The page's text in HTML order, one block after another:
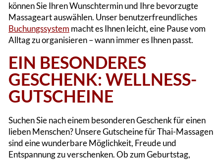
können Sie Ihren Wunschtermin und Ihre bevorzugte
Massageart auswählen. Unser benutzerfreundliches
Buchungssystem macht es Ihnen leicht, eine Pause vom
Alltag zu organisieren – wann immer es Ihnen passt​.
EIN BESONDERES
GESCHENK: WELLNESS-
GUTSCHEINE
Suchen Sie nach einem besonderen Geschenk für einen
lieben Menschen? Unsere Gutscheine für Thai-Massagen
sind eine wunderbare Möglichkeit, Freude und
Entspannung zu verschenken. Ob zum Geburtstag,